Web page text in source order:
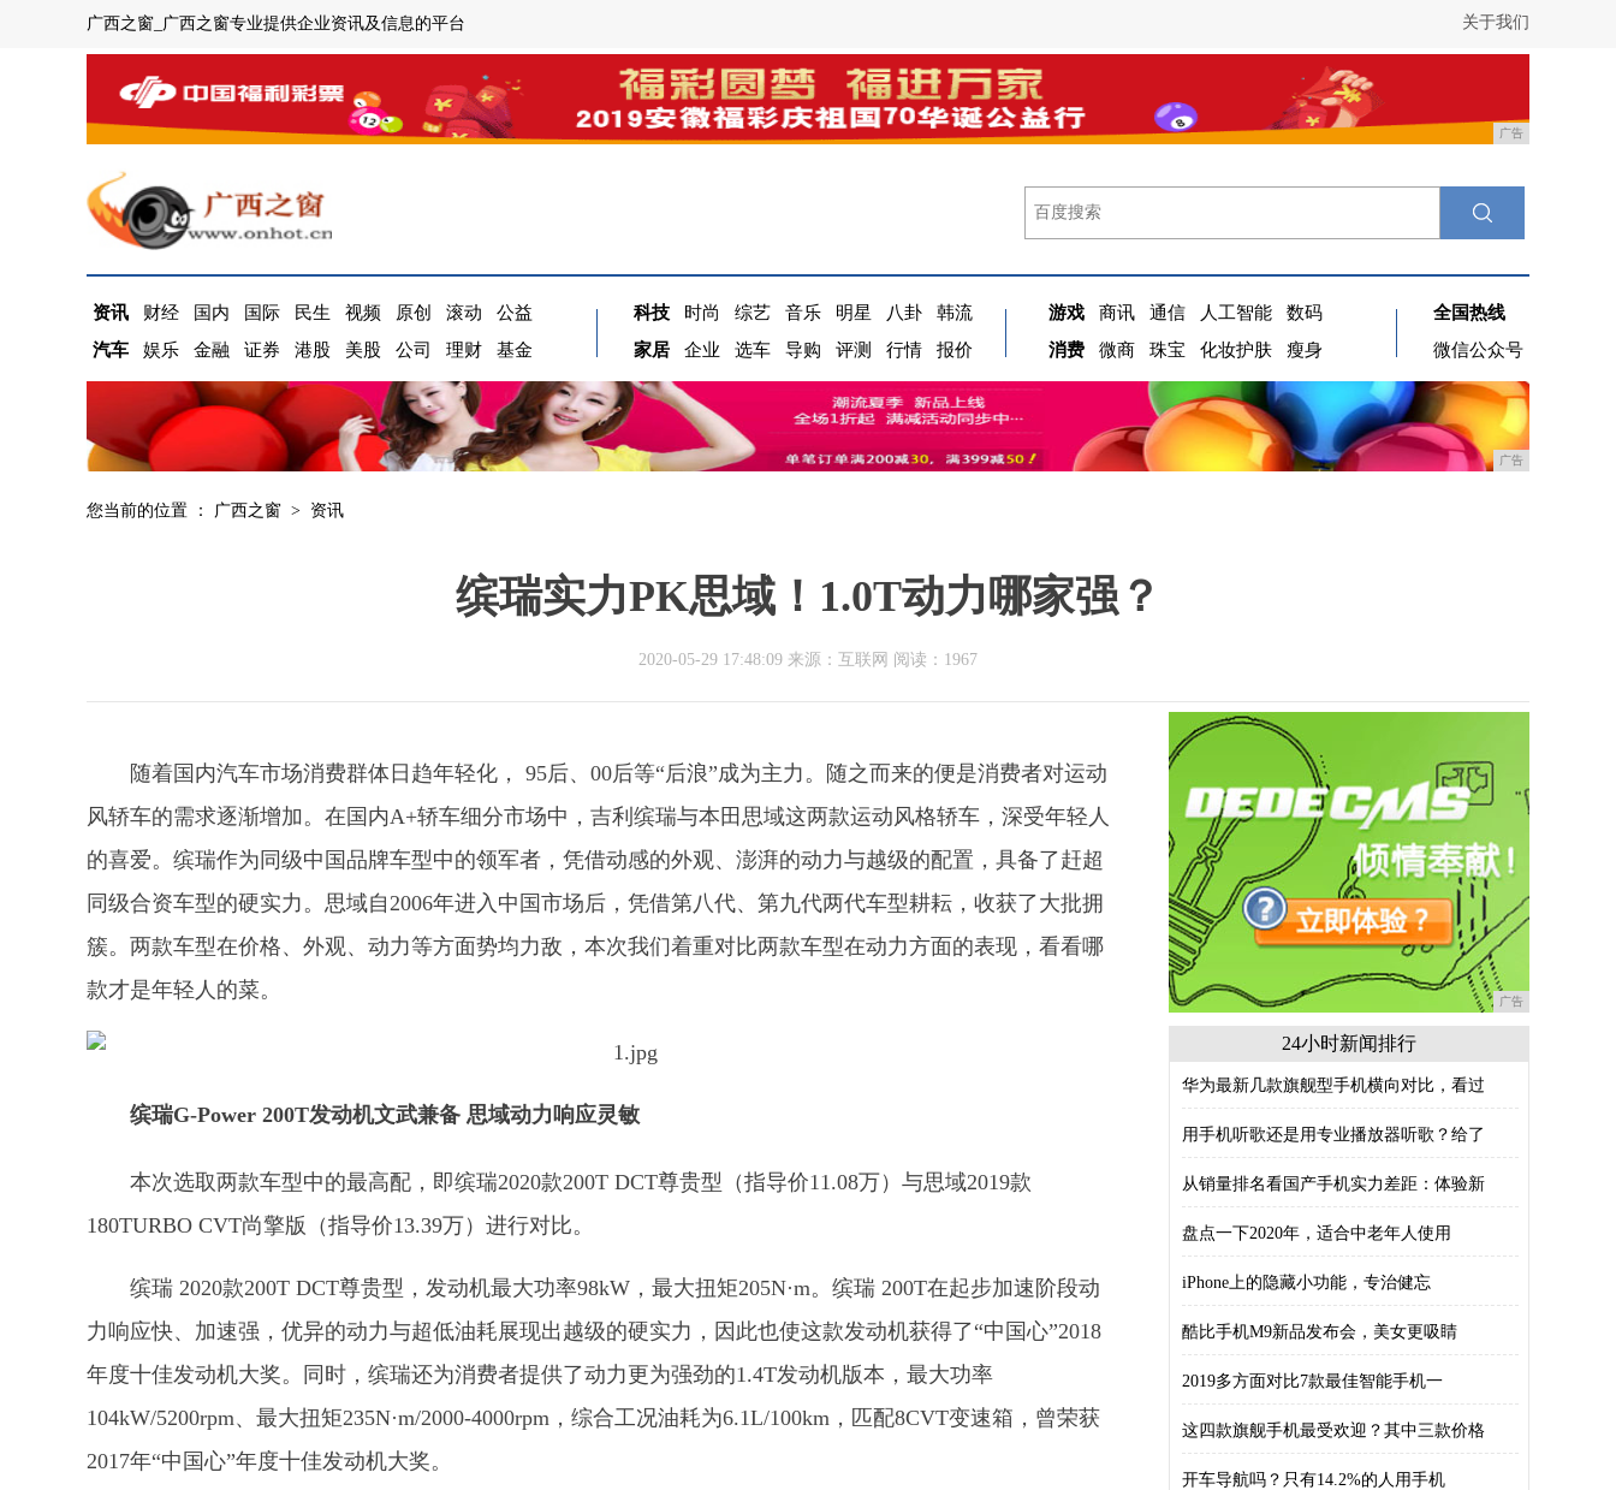
关于我们
广西之窗_广西之窗专业提供企业资讯及信息的平台
广告
资讯 财经 国内 国际 民生 视频 原创 滚动
公益
汽车
娱乐 金融 证券 港股 美股 公司 理财 基金
科技 时尚 综艺 音乐 明星 八卦
韩流
家居
企业 选车 导购 评测 行情 报价
游戏 商讯 通信 人工智能
数码
消费
微商 珠宝 化妆护肤 瘦身
全国热线
微信公众号
广告
您当前的位置 ： 广西之窗 > 资讯
缤瑞实力PK思域！1.0T动力哪家强？
2020-05-29 17:48:09 来源：互联网 阅读：1967
随着国内汽车市场消费群体日趋年轻化， 95后、00后等“后浪”成为主力。随之而来的便是消费者对运动
风轿车的需求逐渐增加。在国内A+轿车细分市场中，吉利缤瑞与本田思域这两款运动风格轿车，深受年轻人
的喜爱。缤瑞作为同级中国品牌车型中的领军者，凭借动感的外观、澎湃的动力与越级的配置，具备了赶超
同级合资车型的硬实力。思域自2006年进入中国市场后，凭借第八代、第九代两代车型耕耘，收获了大批拥
簇。两款车型在价格、外观、动力等方面势均力敌，本次我们着重对比两款车型在动力方面的表现，看看哪
款才是年轻人的菜。
缤瑞G-Power 200T发动机文武兼备 思域动力响应灵敏
本次选取两款车型中的最高配，即缤瑞2020款200T DCT尊贵型（指导价11.08万）与思域2019款
180TURBO CVT尚擎版（指导价13.39万）进行对比。
缤瑞 2020款200T DCT尊贵型，发动机最大功率98kW，最大扭矩205N·m。缤瑞 200T在起步加速阶段动
力响应快、加速强，优异的动力与超低油耗展现出越级的硬实力，因此也使这款发动机获得了“中国心”2018
年度十佳发动机大奖。同时，缤瑞还为消费者提供了动力更为强劲的1.4T发动机版本，最大功率
104kW/5200rpm、最大扭矩235N·m/2000-4000rpm，综合工况油耗为6.1L/100km，匹配8CVT变速箱，曾荣获
2017年“中国心”年度十佳发动机大奖。
广告
24小时新闻排行
华为最新几款旗舰型手机横向对比，看过
用手机听歌还是用专业播放器听歌？给了
从销量排名看国产手机实力差距：体验新
盘点一下2020年，适合中老年人使用
iPhone上的隐藏小功能，专治健忘
酷比手机M9新品发布会，美女更吸睛
2019多方面对比7款最佳智能手机一
这四款旗舰手机最受欢迎？其中三款价格
开车导航吗？只有14.2%的人用手机